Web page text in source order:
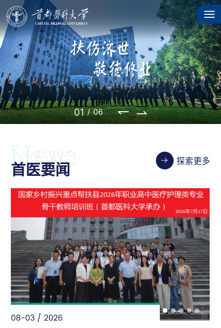
02 / 06
首医要闻 探索更多
08-03 / 2026